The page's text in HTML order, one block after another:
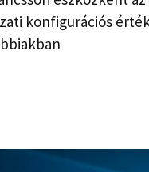
konfigurációs